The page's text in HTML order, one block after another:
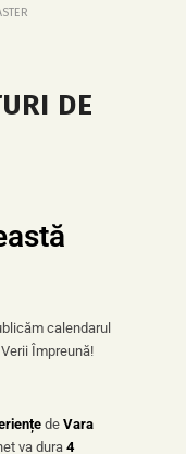
DE
calendarul
Împreună!
de Vara
va dura 4